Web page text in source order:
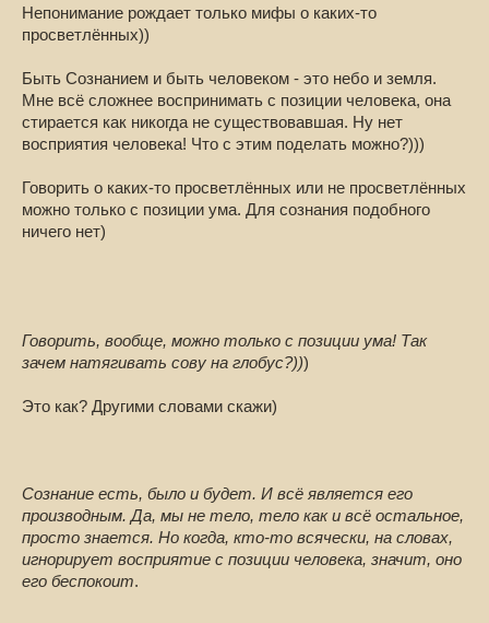
Непонимание рождает только мифы о каких-то
просветлённых))
Быть Сознанием и быть человеком - это небо и земля.
Мне всё сложнее воспринимать с позиции человека, она
стирается как никогда не существовавшая. Ну нет
восприятия человека! Что с этим поделать можно?)))
Говорить о каких-то просветлённых или не просветлённых
можно только с позиции ума. Для сознания подобного
ничего нет)
Говорить, вообще, можно только с позиции ума! Так
зачем натягивать сову на глобус?)))
Это как? Другими словами скажи)
Сознание есть, было и будет. И всё является его
производным. Да, мы не тело, тело как и всё остальное,
просто знается. Но когда, кто-то всячески, на словах,
игнорирует восприятие с позиции человека, значит, оно
его беспокоит.